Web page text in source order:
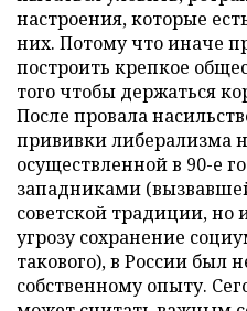
настроения, которые
них. Потому что иначе
построить крепкое
того чтобы держаться
После провала
прививки либерализма
осуществленной в 90-е
западниками
советской традиции, но
угрозу сохранение
такового), в России был
собственному опыту.